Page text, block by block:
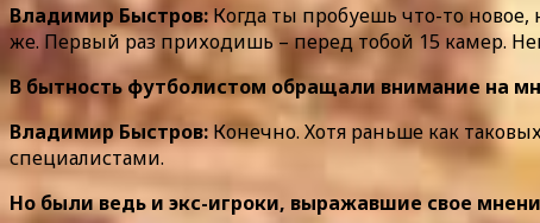
Владимир Быстров:Когда ты пробуешь что-то новое,
же. Первый раз приходишь – перед тобой 15 камер.
В бытность футболистом обращали внимание на
Владимир Быстров: Конечно. Хотя раньше как
специалистами.
Но были ведь и экс-игроки, выражавшие свое